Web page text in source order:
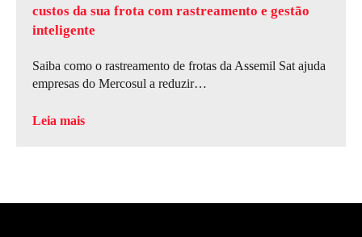
custos da sua frota com rastreamento e gestão
inteligente
Saiba como o rastreamento de frotas da Assemil Sat ajuda
empresas do Mercosul a reduzir…
Leia mais